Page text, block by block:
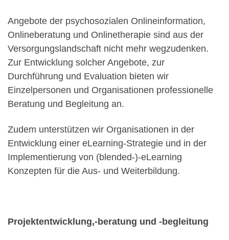
Angebote der psychosozialen Onlineinformation,
Onlineberatung und Onlinetherapie sind aus der
Versorgungslandschaft nicht mehr wegzudenken.
Zur Entwicklung solcher Angebote, zur
Durchführung und Evaluation bieten wir
Einzelpersonen und Organisationen professionelle
Beratung und Begleitung an.
Zudem unterstützen wir Organisationen in der
Entwicklung einer eLearning-Strategie und in der
Implementierung von (blended-)-eLearning
Konzepten für die Aus- und Weiterbildung.
Projektentwicklung,-beratung und -begleitung